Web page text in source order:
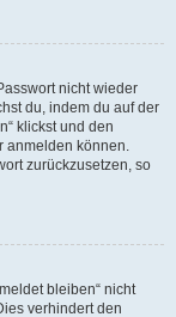
nicht wieder
du, indem du auf der
klickst und den
anmelden können.
zurückzusetzen, so
bleiben“ nicht
verhindert den